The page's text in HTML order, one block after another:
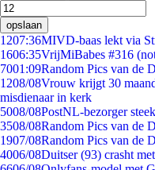
opslaan
1207:36MIVD-baas lekt via
1606:35VrijMiBabes #316
7001:09Random Pics van de
1208/08Vrouw krijgt 30
misdienaar in kerk
5008/08PostNL-bezorger
3508/08Random Pics van de
1907/08Random Pics van de
4006/08Duitser (93) crasht